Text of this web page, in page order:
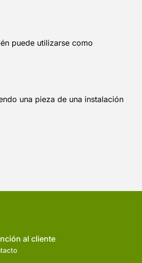
puede utilizarse como
una pieza de una instalación
al cliente